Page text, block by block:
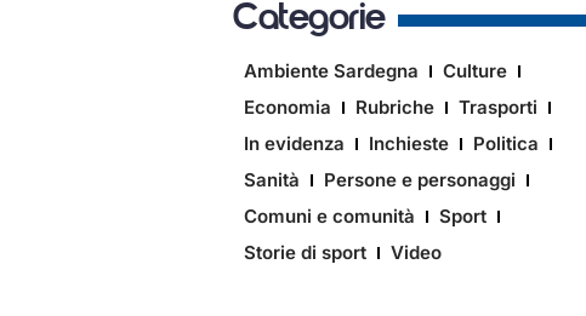
Categorie
Ambiente Sardegna
Culture
Economia
Rubriche
Trasporti
In evidenza
Inchieste
Politica
Sanità
Persone e personaggi
Comuni e comunità
Sport
Storie di sport
Video